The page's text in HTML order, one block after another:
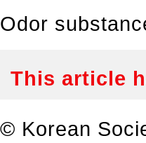
Odor
This article
© Korean